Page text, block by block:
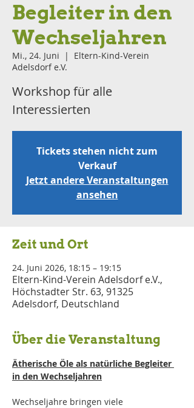
Begleiter in den
Wechseljahren
Mi., 24. Juni
  |
Eltern-Kind-Verein
Adelsdorf e.V.
Workshop für alle
Interessierten
Tickets stehen nicht zum
Verkauf
Jetzt andere Veranstaltungen
ansehen
Zeit und Ort
24. Juni 2026, 18:15 – 19:15
Eltern-Kind-Verein Adelsdorf e.V.,
Höchstadter Str. 63, 91325
Adelsdorf, Deutschland
Über die Veranstaltung
Ätherische Öle als natürliche Begleiter
in den Wechseljahren
Wechseljahre bringen viele